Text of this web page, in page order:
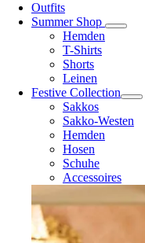
Outfits
Summer Shop
Hemden
T-Shirts
Shorts
Leinen
Festive Collection
Sakkos
Sakko-Westen
Hemden
Hosen
Schuhe
Accessoires